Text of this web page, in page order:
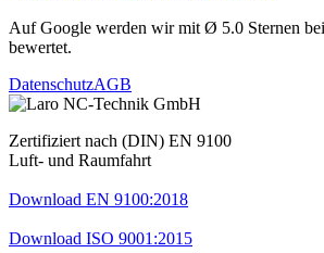
Auf Google werden wir mit Ø 5.0 Sternen
bewertet.
DatenschutzAGB
Zertifiziert nach (DIN) EN 9100
Luft- und Raumfahrt
Download EN 9100:2018
Download ISO 9001:2015